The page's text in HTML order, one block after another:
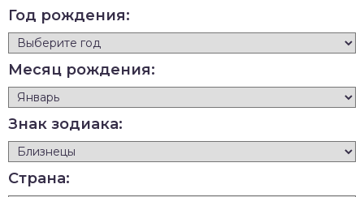
Год рождения:
Месяц рождения:
Знак зодиака:
Страна: